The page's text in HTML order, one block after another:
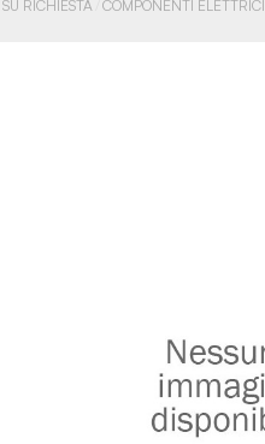
RICHIESTA COMPONENTI ELETTRICI